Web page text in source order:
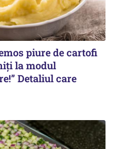
piure de cartofi
la modul
Detaliul care